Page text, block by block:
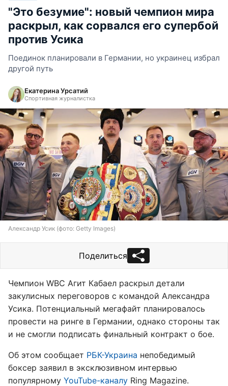
"Это безумие": новый чемпион мира
раскрыл, как сорвался его супербой
против Усика
Поединок планировали в Германии, но украинец избрал
другой путь
Екатерина Урсатий
Спортивная журналистка
Александр Усик (фото: Getty Images)
Поделиться
Чемпион WBC Агит Кабаел раскрыл детали
закулисных переговоров с командой Александра
Усика. Потенциальный мегафайт планировалось
провести на ринге в Германии, однако стороны так
и не смогли подписать финальный контракт о бое.
Об этом сообщает РБК-Украина непобедимый
боксер заявил в эксклюзивном интервью
популярному YouTube-каналу Ring Magazine.